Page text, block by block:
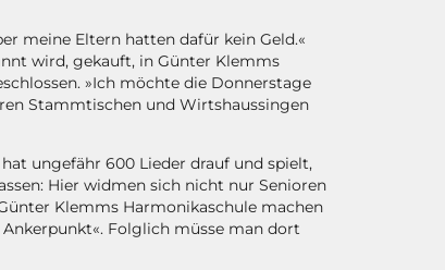
meine Eltern hatten dafür kein Geld.«
wird, gekauft, in Günter Klemms
»Ich möchte die Donnerstage
Stammtischen und Wirtshaussingen
ungefähr 600 Lieder drauf und spielt,
Hier widmen sich nicht nur Senioren
Klemms Harmonikaschule machen
Folglich müsse man dort